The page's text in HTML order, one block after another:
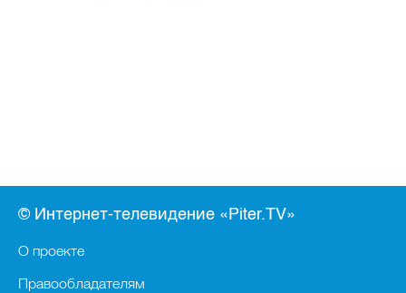
© Интернет-телевидение «Piter.TV»
О проекте
Правообладателям